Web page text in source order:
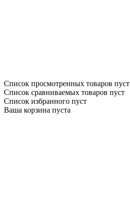
Список просмотренных товаров пуст
Список сравниваемых товаров пуст
Список избранного пуст
Ваша корзина пуста